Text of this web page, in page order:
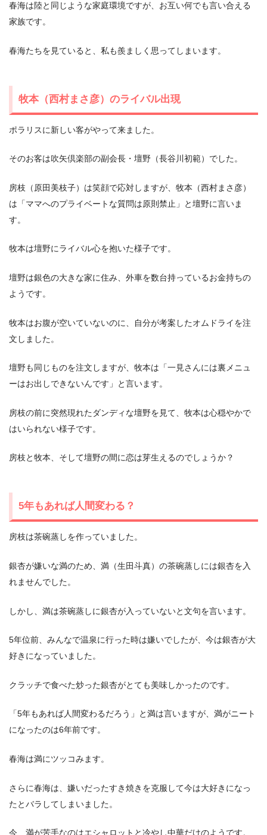
春海は陸と同じような家庭環境ですが、お互い何でも言い合える
家族です。
春海たちを見ていると、私も羨ましく思ってしまいます。
牧本（西村まさ彦）のライバル出現
ポラリスに新しい客がやって来ました。
そのお客は吹矢倶楽部の副会長・壇野（長谷川初範）でした。
房枝（原田美枝子）は笑顔で応対しますが、牧本（西村まさ彦）
は「ママへのプライベートな質問は原則禁止」と壇野に言いま
す。
牧本は壇野にライバル心を抱いた様子です。
壇野は銀色の大きな家に住み、外車を数台持っているお金持ちの
ようです。
牧本はお腹が空いていないのに、自分が考案したオムドライを注
文しました。
壇野も同じものを注文しますが、牧本は「一見さんには裏メニュ
ーはお出しできないんです」と言います。
房枝の前に突然現れたダンディな壇野を見て、牧本は心穏やかで
はいられない様子です。
房枝と牧本、そして壇野の間に恋は芽生えるのでしょうか？
5年もあれば人間変わる？
房枝は茶碗蒸しを作っていました。
銀杏が嫌いな満のため、満（生田斗真）の茶碗蒸しには銀杏を入
れませんでした。
しかし、満は茶碗蒸しに銀杏が入っていないと文句を言います。
5年位前、みんなで温泉に行った時は嫌いでしたが、今は銀杏が大
好きになっていました。
クラッチで食べた炒った銀杏がとても美味しかったのです。
「5年もあれば人間変わるだろう」と満は言いますが、満がニート
になったのは6年前です。
春海は満にツッコみます。
さらに春海は、嫌いだったすき焼きを克服して今は大好きになっ
たとバラしてしまいました。
今、満が苦手なのはエシャロットと冷やし中華だけのようです。